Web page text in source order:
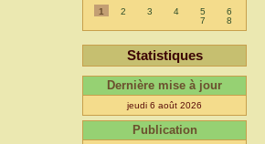
1
2 3 4 5
6
7
8
Statistiques
Dernière mise à jour
jeudi 6 août 2026
Publication